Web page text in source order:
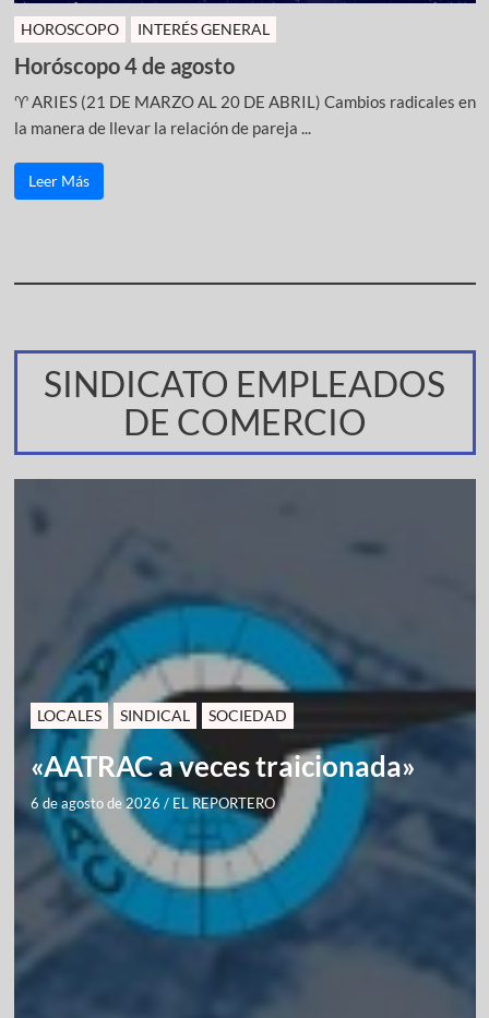
HOROSCOPO INTERÉS GENERAL
Horóscopo 4 de agosto
♈ ARIES (21 DE MARZO AL 20 DE ABRIL) Cambios radicales en
la manera de llevar la relación de pareja ...
Leer Más
SINDICATO EMPLEADOS
DE COMERCIO
LOCALES SINDICAL SOCIEDAD
«AATRAC a veces traicionada»
6 de agosto de 2026 / EL REPORTERO